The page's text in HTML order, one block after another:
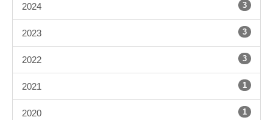
2024 3
2023 3
2022 3
2021 1
2020 1